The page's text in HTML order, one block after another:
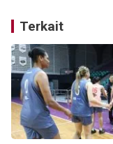
Terkait